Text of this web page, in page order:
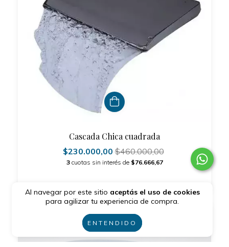
Al navegar por este sitio aceptás el uso de cookies
para agilizar tu experiencia de compra.
ENTENDIDO
Cascada Chica cuadrada
$230.000,00$460.000,00
3 cuotas sin interés de $76.666,67